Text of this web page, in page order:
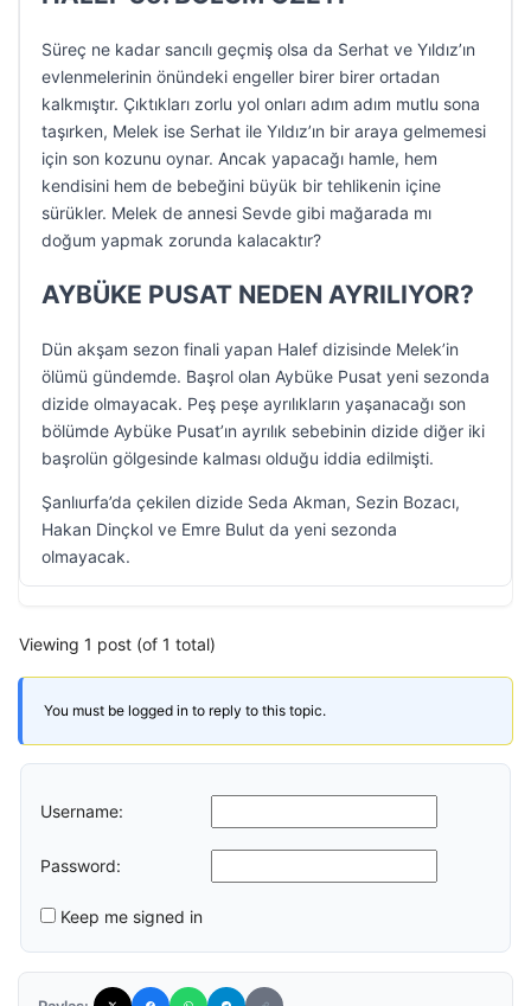
Süreç ne kadar sancılı geçmiş olsa da Serhat ve Yıldız’ın
evlenmelerinin önündeki engeller birer birer ortadan
kalkmıştır. Çıktıkları zorlu yol onları adım adım mutlu sona
taşırken, Melek ise Serhat ile Yıldız’ın bir araya gelmemesi
için son kozunu oynar. Ancak yapacağı hamle, hem
kendisini hem de bebeğini büyük bir tehlikenin içine
sürükler. Melek de annesi Sevde gibi mağarada mı
doğum yapmak zorunda kalacaktır?
AYBÜKE PUSAT NEDEN AYRILIYOR?
Dün akşam sezon finali yapan Halef dizisinde Melek’in
ölümü gündemde. Başrol olan Aybüke Pusat yeni sezonda
dizide olmayacak. Peş peşe ayrılıkların yaşanacağı son
bölümde Aybüke Pusat’ın ayrılık sebebinin dizide diğer iki
başrolün gölgesinde kalması olduğu iddia edilmişti.
Şanlıurfa’da çekilen dizide Seda Akman, Sezin Bozacı,
Hakan Dinçkol ve Emre Bulut da yeni sezonda
olmayacak.
Viewing 1 post (of 1 total)
You must be logged in to reply to this topic.
Username:
Password:
Keep me signed in